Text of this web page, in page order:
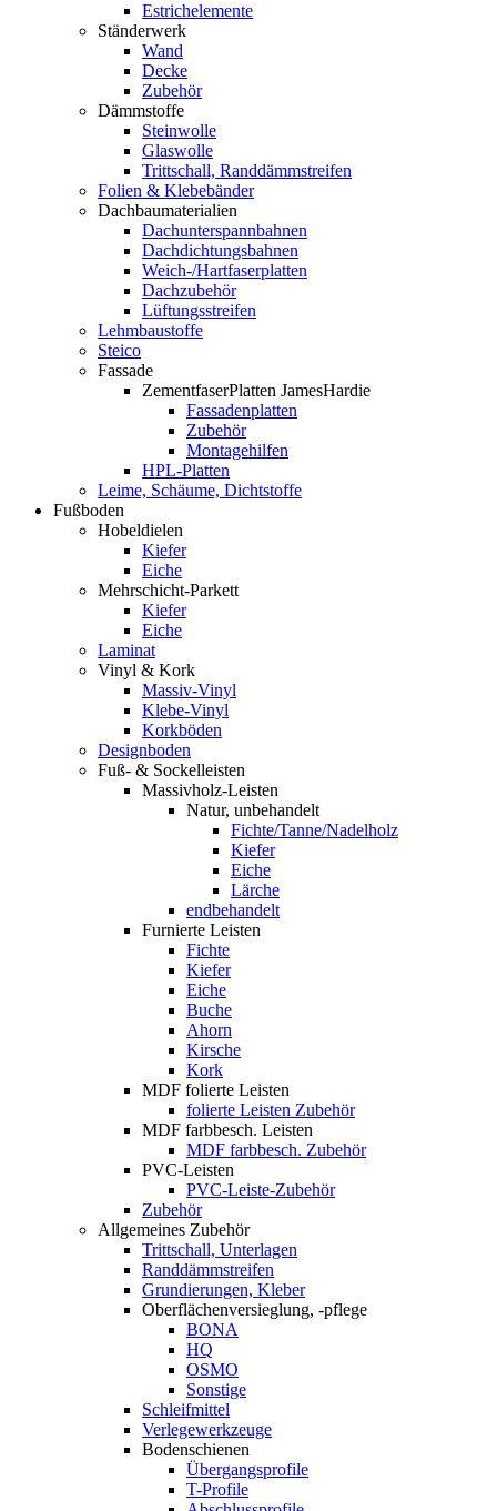
Estrichelemente
Ständerwerk
Wand
Decke
Zubehör
Dämmstoffe
Steinwolle
Glaswolle
Trittschall, Randdämmstreifen
Folien & Klebebänder
Dachbaumaterialien
Dachunterspannbahnen
Dachdichtungsbahnen
Weich-/Hartfaserplatten
Dachzubehör
Lüftungsstreifen
Lehmbaustoffe
Steico
Fassade
ZementfaserPlatten JamesHardie
Fassadenplatten
Zubehör
Montagehilfen
HPL-Platten
Leime, Schäume, Dichtstoffe
Fußboden
Hobeldielen
Kiefer
Eiche
Mehrschicht-Parkett
Kiefer
Eiche
Laminat
Vinyl & Kork
Massiv-Vinyl
Klebe-Vinyl
Korkböden
Designboden
Fuß- & Sockelleisten
Massivholz-Leisten
Natur, unbehandelt
Fichte/Tanne/Nadelholz
Kiefer
Eiche
Lärche
endbehandelt
Furnierte Leisten
Fichte
Kiefer
Eiche
Buche
Ahorn
Kirsche
Kork
MDF folierte Leisten
folierte Leisten Zubehör
MDF farbbesch. Leisten
MDF farbbesch. Zubehör
PVC-Leisten
PVC-Leiste-Zubehör
Zubehör
Allgemeines Zubehör
Trittschall, Unterlagen
Randdämmstreifen
Grundierungen, Kleber
Oberflächenversieglung, -pflege
BONA
HQ
OSMO
Sonstige
Schleifmittel
Verlegewerkzeuge
Bodenschienen
Übergangsprofile
T-Profile